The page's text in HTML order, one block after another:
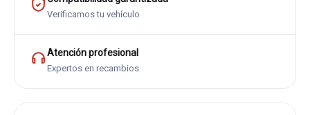
Verificamos tu vehículo
Atención profesional
Expertos en recambios